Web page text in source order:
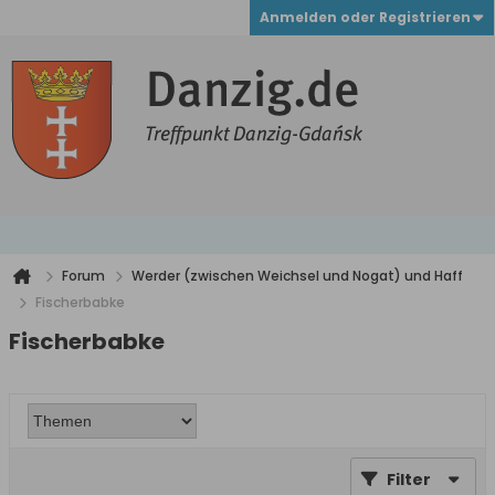
Anmelden oder Registrieren
Forum
Werder (zwischen Weichsel und Nogat) und Haff
Fischerbabke
Fischerbabke
Filter